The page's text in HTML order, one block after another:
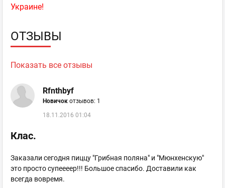
Украине!
ОТЗЫВЫ
Показать все отзывы
Rfnthbyf
Новичок отзывов: 1
18.11.2016 01:04
Клас.
Заказали сегодня пиццу "Грибная поляна" и "Мюнхенскую"
это просто супеееер!!! Большое спасибо. Доставили как
всегда вовремя.